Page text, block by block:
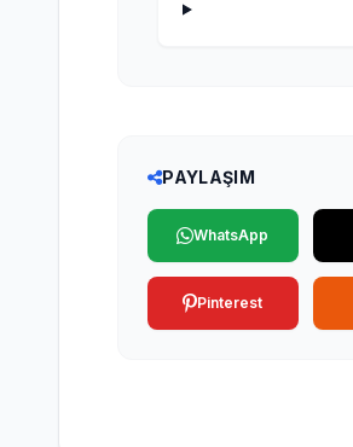
PAYLAŞIM
WhatsApp
Pinterest